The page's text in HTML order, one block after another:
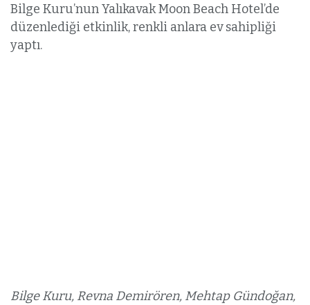
Bilge Kuru’nun Yalıkavak Moon Beach Hotel’de
düzenlediği etkinlik, renkli anlara ev sahipliği
yaptı.
Bilge Kuru, Revna Demirören, Mehtap Gündoğan,